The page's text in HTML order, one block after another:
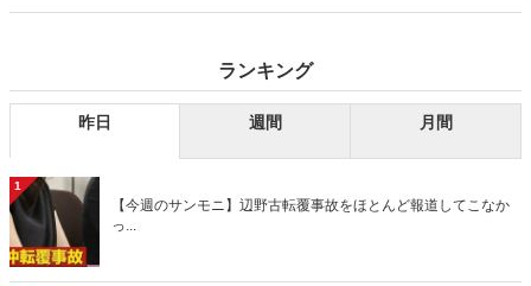
ランキング
昨日 週間 月間
1
【今週のサンモニ】辺野古転覆事故をほとんど報道してこなか
っ...